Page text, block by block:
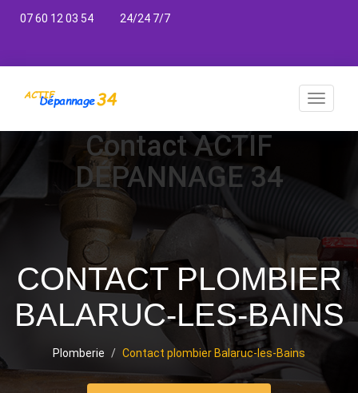
07 60 12 03 54 24/24 7/7
Toggle
Contact ACTIF
DÉPANNAGE 34
CONTACT PLOMBIER
BALARUC-LES-BAINS
Plomberie Contact plombier Balaruc-les-Bains